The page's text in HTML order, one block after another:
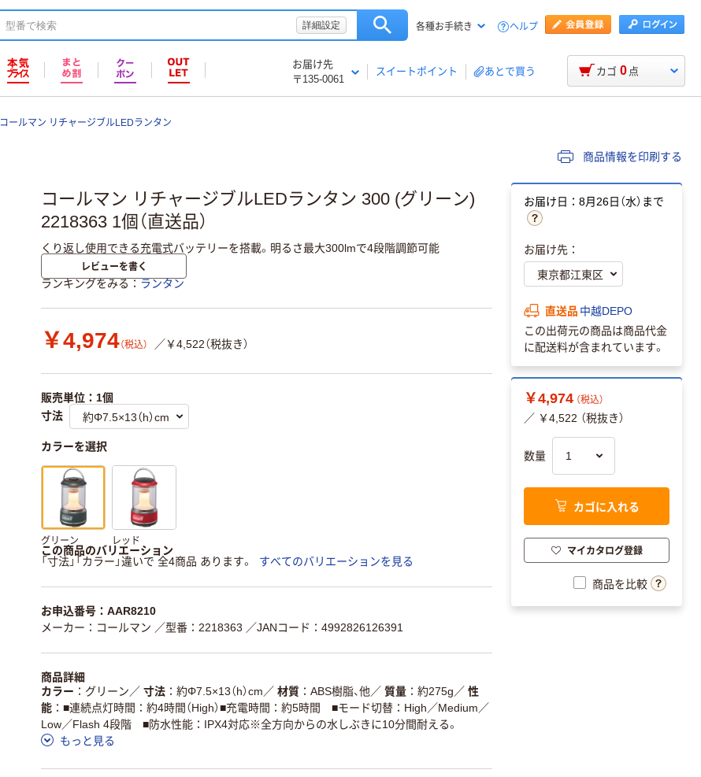
詳細設定 各種お手続き ヘルプ
お届け先
〒135-0061
スイートポイント あとで買う カゴ 0 点
コールマン リチャージブルLEDランタン
商品情報を印刷する
コールマン リチャージブルLEDランタン 300 (グリーン)
2218363 1個（直送品）
くり返し使用できる充電式バッテリーを搭載。明るさ最大300lmで4段階調節可能
レビューを書く
ランキングをみる ランタン
￥4,974（税込） ／￥4,522（税抜き）
販売単位：1個
寸法
カラーを選択
グリーン レッド
この商品のバリエーション
「寸法」「カラー」違いで 全4商品 あります。
すべてのバリエーションを見る
お申込番号：AAR8210
メーカー：コールマン ／型番：2218363 ／JANコード：4992826126391
商品詳細
カラー
グリーン ／ 寸法 約Φ7.5×13（h）cm ／ 材質 ABS樹脂、他 ／ 質量 約275g ／ 性
能
■連続点灯時間：約4時間（High）■充電時間：約5時間 ■モード切替：High／Medium／
Low／Flash 4段階 ■防水性能：IPX4対応※全方向からの水しぶきに10分間耐える。
もっと見る
お届け日：8月26日（水）まで
お届け先：
直送品 中越DEPO
この出荷元の商品は商品代金
に配送料が含まれています。
￥4,974 （税込）
／ ￥4,522 （税抜き）
数量
カゴに入れる
マイカタログ登録
商品を比較